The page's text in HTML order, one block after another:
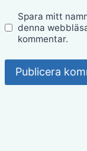
Spara mitt
denna
kommentar.